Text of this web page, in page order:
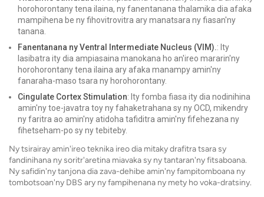
horohorontany tena ilaina, ny fanentanana thalamika dia afaka
mampihena be ny fihovitrovitra ary manatsara ny fiasan'ny
tanana.
Fanentanana ny Ventral Intermediate Nucleus (VIM).: Ity
lasibatra ity dia ampiasaina manokana ho an'ireo mararin'ny
horohorontany tena ilaina ary afaka manampy amin'ny
fanaraha-maso tsara ny horohorontany.
Cingulate Cortex Stimulation: Ity fomba fiasa ity dia nodinihina
amin'ny toe-javatra toy ny fahaketrahana sy ny OCD, mikendry
ny faritra ao amin'ny atidoha tafiditra amin'ny fifehezana ny
fihetseham-po sy ny tebiteby.
Ny tsirairay amin'ireo teknika ireo dia mitaky drafitra tsara sy
fandinihana ny soritr'aretina miavaka sy ny tantaran'ny fitsaboana.
Ny safidin'ny tanjona dia zava-dehibe amin'ny fampitomboana ny
tombotsoan'ny DBS ary ny fampihenana ny mety ho voka-dratsiny.